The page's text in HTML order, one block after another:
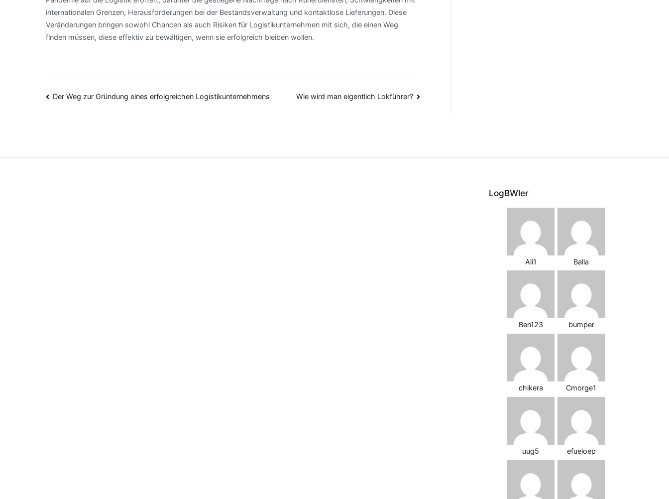
internationalen Grenzen, Herausforderungen bei der Bestandsverwaltung und kontaktlose Lieferungen. Diese
Veränderungen bringen sowohl Chancen als auch Risiken für Logistikunternehmen mit sich, die einen Weg
finden müssen, diese effektiv zu bewältigen, wenn sie erfolgreich bleiben wollen.
Beitragsnavigation
Der Weg zur Gründung eines erfolgreichen Logistikunternehmens Wie wird man eigentlich Lokführer?
LogBWler
Ali1 Balla
Ben123 bumper
chikera Cmorge1
uug5 efueloep